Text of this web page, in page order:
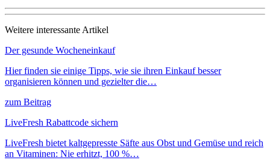
Weitere interessante Artikel
Der gesunde Wocheneinkauf
Hier finden sie einige Tipps, wie sie ihren Einkauf besser
organisieren können und gezielter die…
zum Beitrag
LiveFresh Rabattcode sichern
LiveFresh bietet kaltgepresste Säfte aus Obst und Gemüse und reich
an Vitaminen: Nie erhitzt, 100 %…